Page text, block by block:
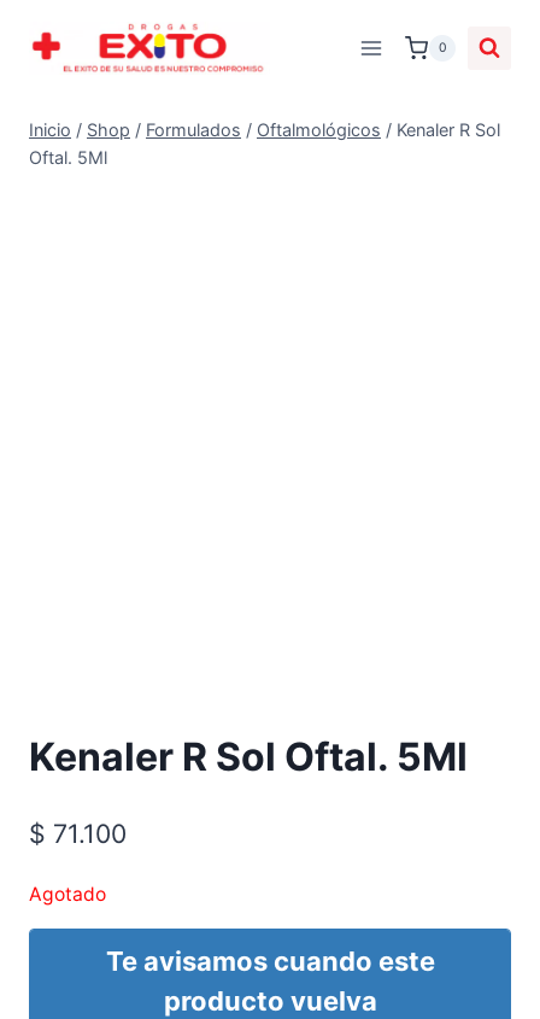
0
Inicio / Shop / Formulados / Oftalmológicos / Kenaler R Sol
Oftal. 5Ml
Kenaler R Sol Oftal. 5Ml
$ 71.100
Agotado
Te avisamos cuando este
producto vuelva